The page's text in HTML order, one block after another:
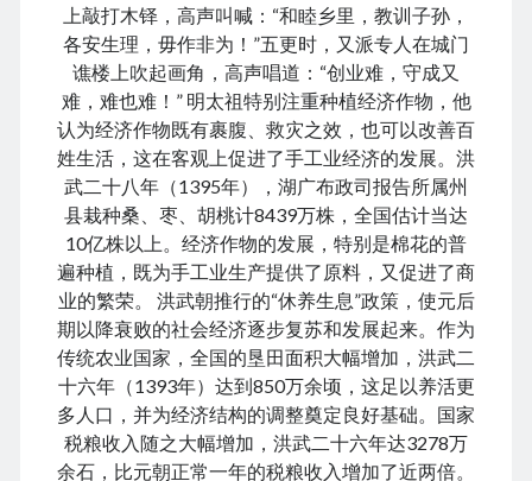
January 2024
November 2023
September 2023
August 2023
July 2023
June 2023
May 2023
April 2023
March 2023
February 2023
January 2023
December 2022
November 2022
September 2022
August 2022
July 2022
June 2022
上敲打木铎，高声叫喊：“和睦乡里，教训子孙，
各安生理，毋作非为！”五更时，又派专人在城门
谯楼上吹起画角，高声唱道：“创业难，守成又
难，难也难！” 明太祖特别注重种植经济作物，他
认为经济作物既有裹腹、救灾之效，也可以改善百
姓生活，这在客观上促进了手工业经济的发展。洪
武二十八年（1395年），湖广布政司报告所属州
县栽种桑、枣、胡桃计8439万株，全国估计当达
10亿株以上。经济作物的发展，特别是棉花的普
遍种植，既为手工业生产提供了原料，又促进了商
业的繁荣。 洪武朝推行的“休养生息”政策，使元后
期以降衰败的社会经济逐步复苏和发展起来。作为
传统农业国家，全国的垦田面积大幅增加，洪武二
十六年（1393年）达到850万余顷，这足以养活更
多人口，并为经济结构的调整奠定良好基础。国家
税粮收入随之大幅增加，洪武二十六年达3278万
余石，比元朝正常一年的税粮收入增加了近两倍。